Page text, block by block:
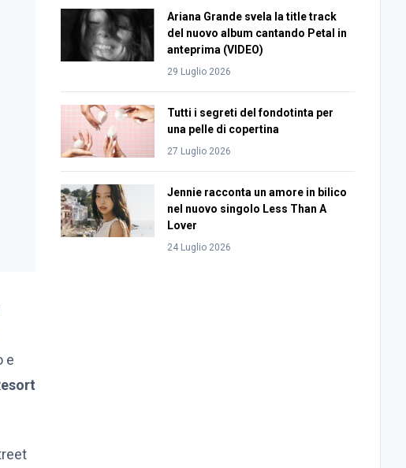
e
Ariana Grande svela la title track
del nuovo album cantando Petal in
anteprima (VIDEO)
29 Luglio 2026
Tutti i segreti del fondotinta per
una pelle di copertina
27 Luglio 2026
Jennie racconta un amore in bilico
nel nuovo singolo Less Than A
Lover
24 Luglio 2026